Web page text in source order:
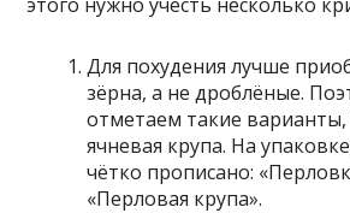
Для похудения лучше
зёрна, а не дроблёные.
отметаем такие варианты,
ячневая крупа. На
чётко прописано:
«Перловая крупа».